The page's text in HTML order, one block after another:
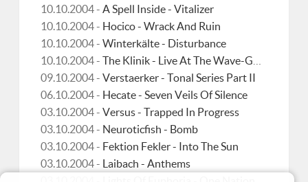
10.10.2004 -A Spell Inside - Vitalizer
10.10.2004 - Hocico - Wrack And Ruin
10.10.2004 -Winterkälte - Disturbance
10.10.2004 -The Klinik - Live At The Wave-Gotik-Treffen 2004
09.10.2004 -Verstaerker - Tonal Series Part II
06.10.2004 - Hecate - Seven Veils Of Silence
03.10.2004 -Versus - Trapped In Progress
03.10.2004 - Neuroticfish - Bomb
03.10.2004 - Fektion Fekler - Into The Sun
03.10.2004 - Laibach - Anthems